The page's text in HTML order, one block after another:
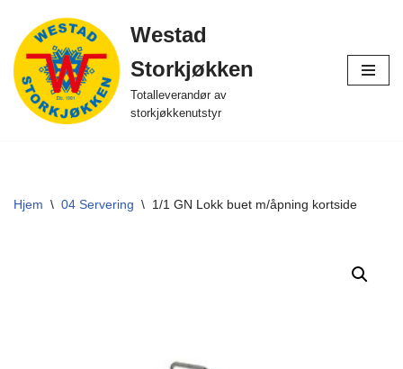
Hopp
til
innholdet
Westad
Storkjøkken
Totalleverandør av
storkjøkkenutstyr
Hjem \ 04 Servering \ 1/1 GN Lokk buet m/åpning kortside